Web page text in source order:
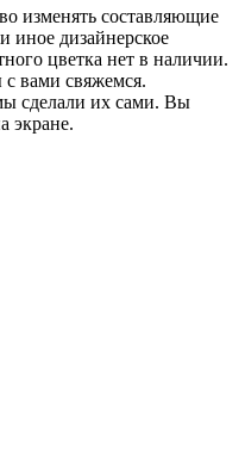
изменять составляющие
иное дизайнерское
цветка нет в наличии.
вами свяжемся.
сделали их сами. Вы
экране.